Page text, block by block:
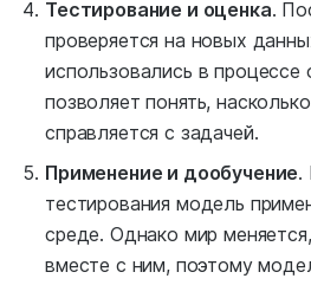
Тестирование и оценка.
проверяется на новых
использовались в процессе
позволяет понять,
справляется с задачей.
Применение и дообучение.
тестирования модель
среде. Однако мир
вместе с ним, поэтому